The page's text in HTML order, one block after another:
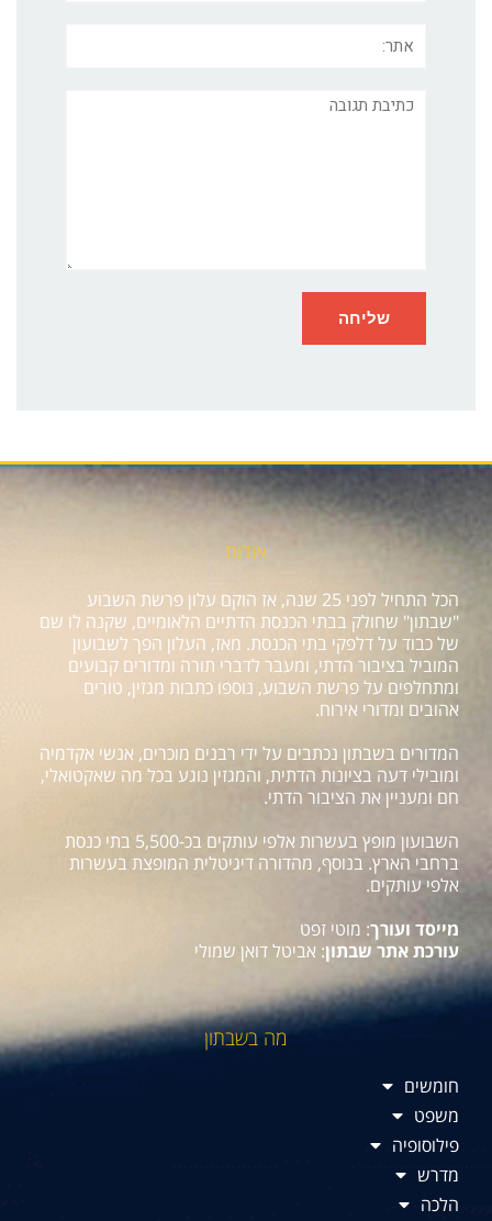
תגובה
אודות
הכל התחיל לפני 25 שנה, אז הוקם עלון פרשת השבוע
"שבתון" שחולק בבתי הכנסת הדתיים הלאומיים, שקנה לו שם
של כבוד על דלפקי בתי הכנסת. מאז, העלון הפך לשבועון
המוביל בציבור הדתי, ומעבר לדברי תורה ומדורים קבועים
ומתחלפים על פרשת השבוע, נוספו כתבות מגזין, טורים
אהובים ומדורי אירוח.
המדורים בשבתון נכתבים על ידי רבנים מוכרים, אנשי אקדמיה
ומובילי דעה בציונות הדתית, והמגזין נוגע בכל מה שאקטואלי,
חם ומעניין את הציבור הדתי.
השבועון מופץ בעשרות אלפי עותקים בכ-5,500 בתי כנסת
ברחבי הארץ. בנוסף, מהדורה דיגיטלית המופצת בעשרות
אלפי עותקים.
מייסד ועורך: מוטי זפט
עורכת אתר שבתון: אביטל דואן שמולי
מה בשבתון
חומשים
משפט
פילוסופיה
מדרש
הלכה